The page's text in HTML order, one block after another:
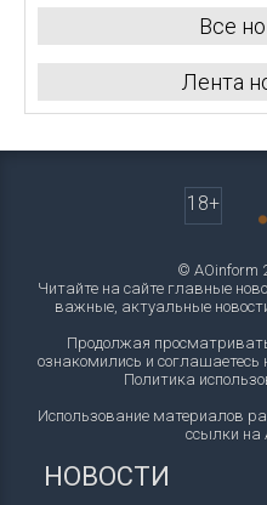
Все
Лента
18+
© AOinform
Читайте на сайте главные
важные, актуальные
Продолжая
ознакомились и соглашаетесь
Политика
Использование материалов
ссылки на
НОВОСТИ